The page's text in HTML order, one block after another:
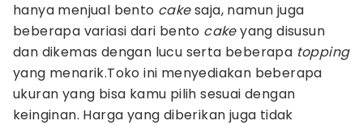
hanya menjual bento cakesaja, namun juga
beberapa variasi dari bento cakeyang disusun
dan dikemas dengan lucu serta beberapa topping
yang menarik.Toko ini menyediakan beberapa
ukuran yang bisa kamu pilih sesuai dengan
keinginan. Harga yang diberikan juga tidak